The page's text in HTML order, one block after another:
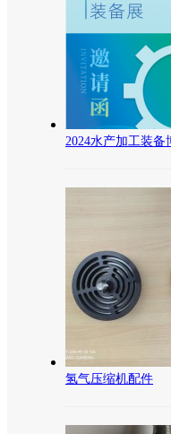
2024水产加工装备
氢气压缩机配件